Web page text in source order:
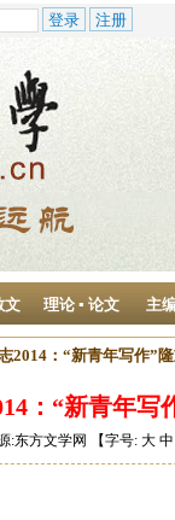
文 理论 ▪ 论文 主
2014：“新青年写作”
：“新青年写
:东方文学网 【字号: 大 中